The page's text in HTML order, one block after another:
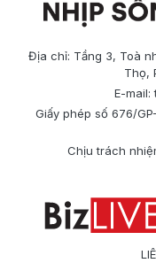
Địa chỉ: Tầng 3, Toà
Thọ,
E-mail:
Giấy phép số 676/
Chịu trách